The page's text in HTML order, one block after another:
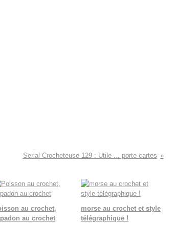
Serial Crocheteuse 129 : Utile ... porte cartes
au crochet,
au crochet
morse au crochet et style
télégraphique !